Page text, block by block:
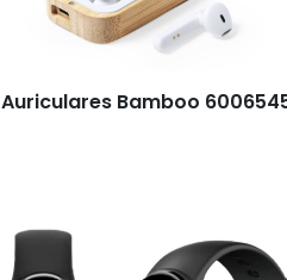
Auriculares Bamboo